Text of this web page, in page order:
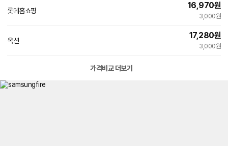
롯데홈쇼핑
16,970원
3,000원
옥션
17,280원
3,000원
가격비교 더보기